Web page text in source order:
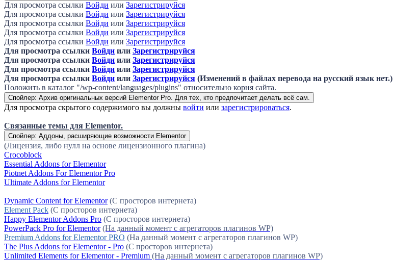
Для просмотра ссылки Войди или Зарегистрируйся
Для просмотра ссылки Войди или Зарегистрируйся
Для просмотра ссылки Войди или Зарегистрируйся
Для просмотра ссылки Войди или Зарегистрируйся
Для просмотра ссылки Войди или Зарегистрируйся
Для просмотра ссылки Войди или Зарегистрируйся
Для просмотра ссылки Войди или Зарегистрируйся
Для просмотра ссылки Войди или Зарегистрируйся
Для просмотра ссылки Войди или Зарегистрируйся (Изменений в файлах перевода на русский язык нет.)
Положить в каталог "/wp-content/languages/plugins" относительно корня сайта.
Спойлер: Архив оригинальных версий Elementor Pro. Для тех, кто предпочитает делать всё сам.
Для просмотра скрытого содержимого вы должны войти или зарегистрироваться.
Связанные темы для Elementor.
Спойлер: Аддоны, расширяющие возможности Elementor
(Лицензия, либо нулл на основе лицензионного плагина)
Crocoblock
Essential Addons for Elementor
Piotnet Addons For Elementor Pro
Ultimate Addons for Elementor
Dynamic Content for Elementor (С просторов интернета)
Element Pack (С просторов интернета)
Happy Elementor Addons Pro (С просторов интернета)
PowerPack Pro for Elementor (На данный момент с агрегаторов плагинов WP)
Premium Addons for Elementor PRO (На данный момент с агрегаторов плагинов WP)
The Plus Addons for Elementor - Pro (С просторов интернета)
Unlimited Elements for Elementor - Premium (На данный момент с агрегаторов плагинов WP)